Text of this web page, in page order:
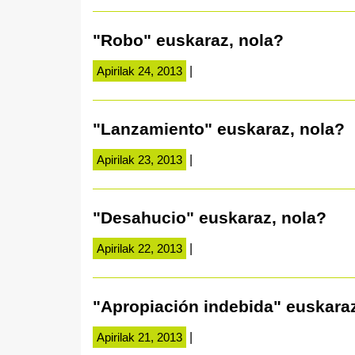
"Robo" euskaraz, nola?
Apirilak 24, 2013
"Lanzamiento" euskaraz, nola?
Apirilak 23, 2013
"Desahucio" euskaraz, nola?
Apirilak 22, 2013
"Apropiación indebida"
Apirilak 21, 2013